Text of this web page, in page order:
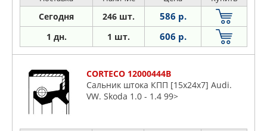
Сегодня 246 шт. 586 р.
1 дн. 1 шт. 606 р.
CORTECO 12000444B
Сальник штока КПП [15x24x7] Audi.
VW. Skoda 1.0 - 1.4 99>